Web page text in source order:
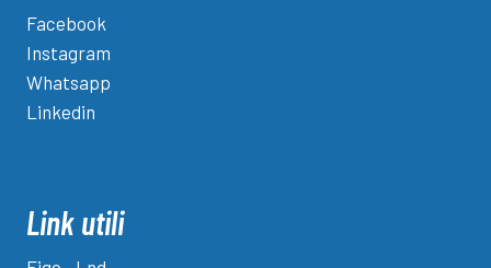
Facebook
Instagram
Whatsapp
Linkedin
Link utili